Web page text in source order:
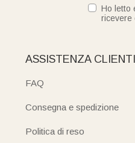
Ho letto
ricevere
ASSISTENZA CLIENTI
FAQ
Consegna e spedizione
Politica di reso